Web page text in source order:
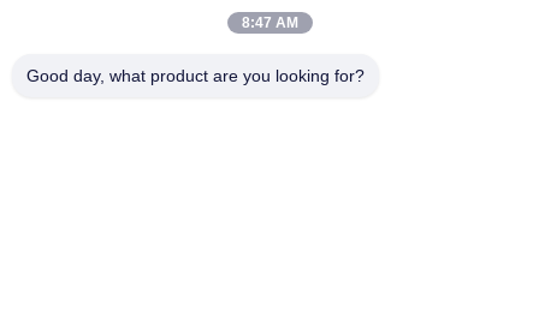
ফোন:
8:47 AM
Good day, what product are you looking for?